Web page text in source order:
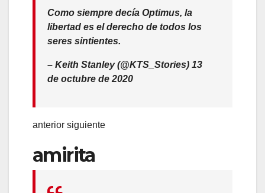
Como siempre decía Optimus, la
libertad es el derecho de todos los
seres sintientes.
– Keith Stanley (@KTS_Stories) 13
de octubre de 2020
anterior siguiente
amirita